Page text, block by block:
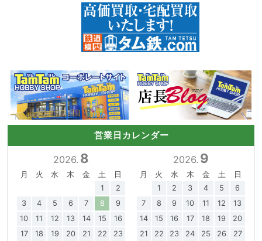
営業日カレンダー
2026. 8
月 火 水 木 金 土
日
1
2
3
4 5 6 7 8
9
10
11 12 13 14 15
16
17
18 19 20 21 22
23
2026. 9
月 火 水 木 金 土
日
1
2 3 4 5
6
7
8 9 10 11 12
13
14
15 16 17 18 19
20
21
22 23 24 25 26
27